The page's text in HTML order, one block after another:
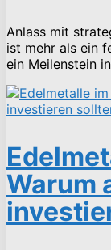
Anlass mit
ist mehr als ein
ein Meilenstein
Warum